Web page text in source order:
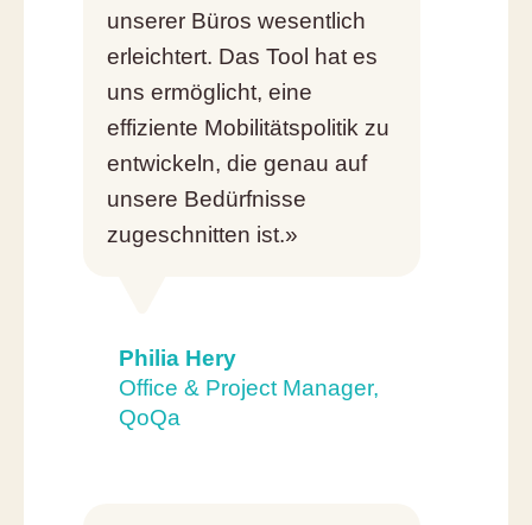
unserer Büros wesentlich
erleichtert. Das Tool hat es
uns ermöglicht, eine
effiziente Mobilitätspolitik zu
entwickeln, die genau auf
unsere Bedürfnisse
zugeschnitten ist.»
Philia Hery
Office & Project Manager,
QoQa